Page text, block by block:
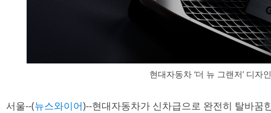
현대자동차 ‘더 뉴 그랜저’ 디자
서울--(뉴스와이어)--현대자동차가 신차급으로 완전히 탈바꿈